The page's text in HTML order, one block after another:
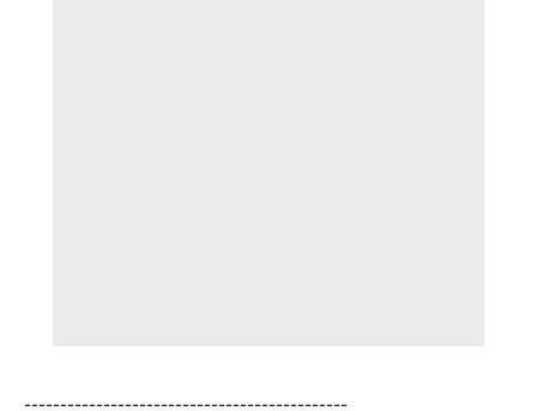
---------------------------------------------